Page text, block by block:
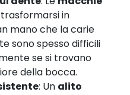
in
mano che la carie
sono spesso difficili
se si trovano
della bocca.
: Un alito